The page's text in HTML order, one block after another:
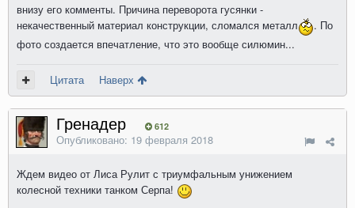
внизу его комменты. Причина переворота гусянки -
некачественный материал конструкции, сломался металл
. По
фото создается впечатление, что это вообще силюмин...
Цитата Наверх
Гренадер 612
Опубликовано: 19 февраля 2018
Ждем видео от Лиса Рулит с триумфальным унижением
колесной техники танком Серпа!